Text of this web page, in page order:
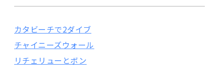
カタビーチで2ダイブ
チャイニーズウォール
リチェリューとボン